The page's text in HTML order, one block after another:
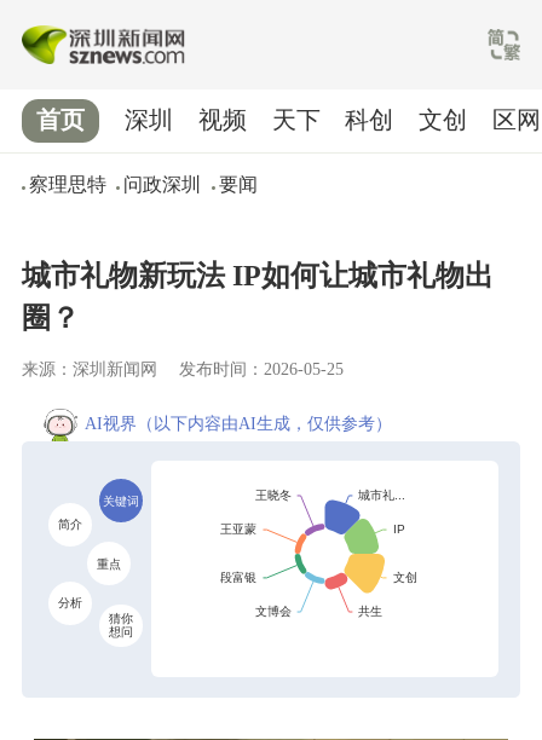
首页
察理思特 问政深圳 要闻
深圳 视频 天下 科创 文创 区网
城市礼物新玩法 IP如何让城市礼物出
圈？
来源：深圳新闻网 发布时间：2026-05-25
AI视界 （以下内容由AI生成，仅供参考）
关键词
简介
重点
分析
猜你
想问